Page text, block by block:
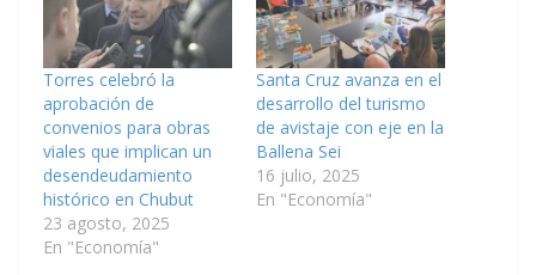
Torres celebró la
aprobación de
convenios para obras
viales que implican un
desendeudamiento
histórico en Chubut
23 agosto, 2025
En "Economía"
Santa Cruz avanza en el
desarrollo del turismo
de avistaje con eje en la
Ballena Sei
16 julio, 2025
En "Economía"